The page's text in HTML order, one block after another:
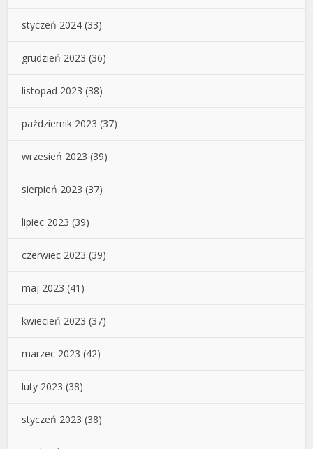
styczeń 2024 (33)
grudzień 2023 (36)
listopad 2023 (38)
październik 2023 (37)
wrzesień 2023 (39)
sierpień 2023 (37)
lipiec 2023 (39)
czerwiec 2023 (39)
maj 2023 (41)
kwiecień 2023 (37)
marzec 2023 (42)
luty 2023 (38)
styczeń 2023 (38)